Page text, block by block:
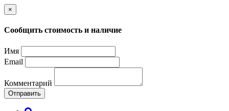
×
Сообщить стоимость и наличие
Имя
Email
Комментарий
Отправить